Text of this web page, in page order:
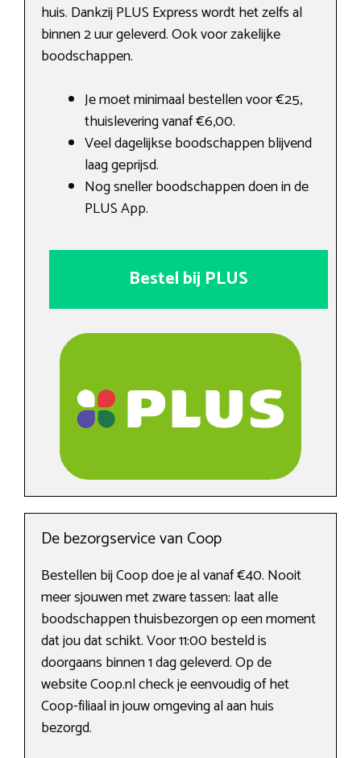
huis. Dankzij PLUS Express wordt het zelfs al
binnen 2 uur geleverd. Ook voor zakelijke
boodschappen.
Je moet minimaal bestellen voor €25,
thuislevering vanaf €6,00.
Veel dagelijkse boodschappen blijvend
laag geprijsd.
Nog sneller boodschappen doen in de
PLUS App.
Bestel bij PLUS
De bezorgservice van Coop
Bestellen bij Coop doe je al vanaf €40. Nooit
meer sjouwen met zware tassen: laat alle
boodschappen thuisbezorgen op een moment
dat jou dat schikt. Voor 11:00 besteld is
doorgaans binnen 1 dag geleverd. Op de
website Coop.nl check je eenvoudig of het
Coop-filiaal in jouw omgeving al aan huis
bezorgd.